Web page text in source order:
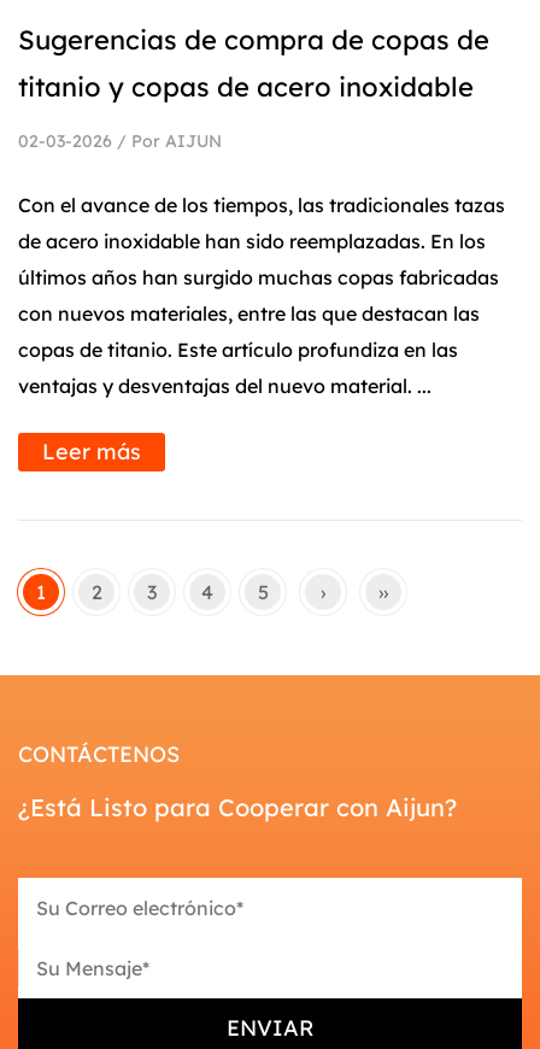
Sugerencias de compra de copas de
titanio y copas de acero inoxidable
02-03-2026 / Por AIJUN
Con el avance de los tiempos, las tradicionales tazas
de acero inoxidable han sido reemplazadas. En los
últimos años han surgido muchas copas fabricadas
con nuevos materiales, entre las que destacan las
copas de titanio. Este artículo profundiza en las
ventajas y desventajas del nuevo material. ...
Leer más
1 2 3 4 5 › ››
CONTÁCTENOS
¿Está Listo para Cooperar con Aijun?